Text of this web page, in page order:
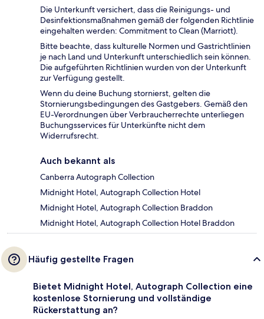
Die Unterkunft versichert, dass die Reinigungs- und
Desinfektionsmaßnahmen gemäß der folgenden Richtlinie
eingehalten werden: Commitment to Clean (Marriott).
Bitte beachte, dass kulturelle Normen und Gastrichtlinien
je nach Land und Unterkunft unterschiedlich sein können.
Die aufgeführten Richtlinien wurden von der Unterkunft
zur Verfügung gestellt.
Wenn du deine Buchung stornierst, gelten die
Stornierungsbedingungen des Gastgebers. Gemäß den
EU-Verordnungen über Verbraucherrechte unterliegen
Buchungsservices für Unterkünfte nicht dem
Widerrufsrecht.
Auch bekannt als
Canberra Autograph Collection
Midnight Hotel, Autograph Collection Hotel
Midnight Hotel, Autograph Collection Braddon
Midnight Hotel, Autograph Collection Hotel Braddon
Häufig gestellte Fragen
Bietet Midnight Hotel, Autograph Collection eine
kostenlose Stornierung und vollständige
Rückerstattung an?